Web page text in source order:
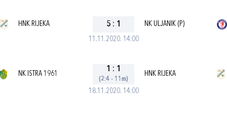
11.11.2020. 14:00
HNK RIJEKA 5 : 1 NK ULJANIK (P)
18.11.2020. 14:00
NK ISTRA 1961
1 : 1
(2:4 - 11m)
HNK RIJEKA